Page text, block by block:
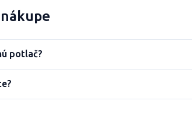
potlač?